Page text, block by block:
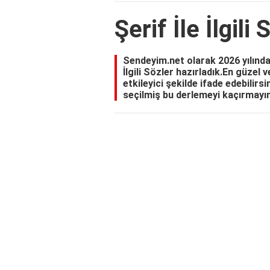
Şerif İle İlgili
Sendeyim.net olarak 2026
İlgili Sözler hazırladık.En güzel
etkileyici şekilde ifade
seçilmiş bu derlemeyi